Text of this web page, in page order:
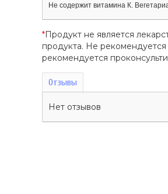
Не содержит витамина К.
*Продукт не является
продукта. Не
рекомендуется
Отзывы
Нет отзывов